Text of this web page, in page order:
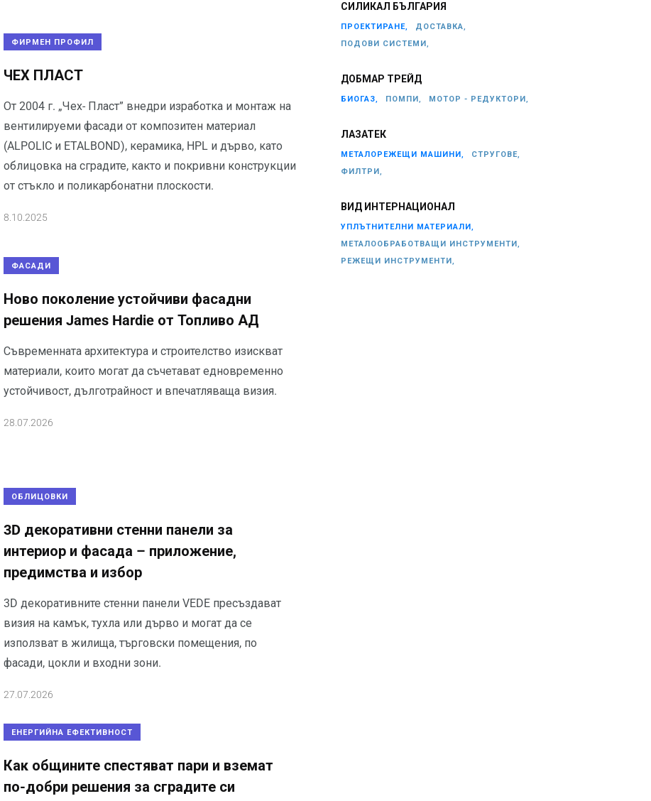
ФИРМЕН ПРОФИЛ
ЧЕХ ПЛАСТ
От 2004 г. „Чех- Пласт” внедри изработка и монтаж на
вентилируеми фасади от композитен материал
(ALPOLIC и ETALBOND), керамика, HPL и дърво, като
облицовка на сградите, както и покривни конструкции
от стъкло и поликарбонатни плоскости.
8.10.2025
ФАСАДИ
Ново поколение устойчиви фасадни
решения James Hardie от Топливо АД
Съвременната архитектура и строителство изискват
материали, които могат да съчетават едновременно
устойчивост, дълготрайност и впечатляваща визия.
28.07.2026
ОБЛИЦОВКИ
3D декоративни стенни панели за
интериор и фасада – приложение,
предимства и избор
3D декоративните стенни панели VEDE пресъздават
визия на камък, тухла или дърво и могат да се
използват в жилища, търговски помещения, по
фасади, цокли и входни зони.
27.07.2026
ЕНЕРГИЙНА ЕФЕКТИВНОСТ
Как общините спестяват пари и вземат
по-добри решения за сградите си
СИЛИКАЛ БЪЛГАРИЯ
ПРОЕКТИРАНЕ,
ДОСТАВКА,
ПОДОВИ СИСТЕМИ,
ДОБМАР ТРЕЙД
БИОГАЗ, ПОМПИ, МОТОР - РЕДУКТОРИ,
ЛАЗАТЕК
МЕТАЛОРЕЖЕЩИ МАШИНИ,
СТРУГОВЕ,
ФИЛТРИ,
ВИД ИНТЕРНАЦИОНАЛ
УПЛЪТНИТЕЛНИ МАТЕРИАЛИ,
МЕТАЛООБРАБОТВАЩИ ИНСТРУМЕНТИ,
РЕЖЕЩИ ИНСТРУМЕНТИ,